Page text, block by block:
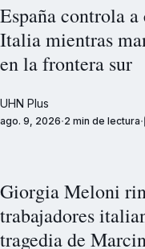
España controla
Italia mientras
en la frontera sur
UHN Plus
ago. 9, 2026 2 min de lectura
Giorgia Meloni
trabajadores
tragedia de